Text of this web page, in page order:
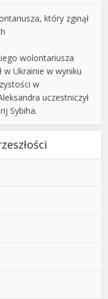
który zginął
wolontariusza
w Ukrainie w wyniku
w
uczestniczył
Sybiha.